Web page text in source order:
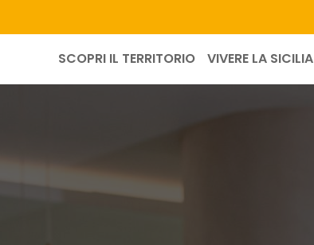
SCOPRI IL TERRITORIO VIVERE LA SICILIA